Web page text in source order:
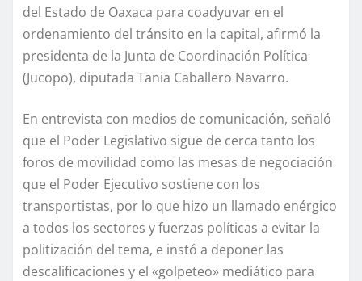
del Estado de Oaxaca para coadyuvar en el
ordenamiento del tránsito en la capital, afirmó la
presidenta de la Junta de Coordinación Política
(Jucopo), diputada Tania Caballero Navarro.
En entrevista con medios de comunicación, señaló
que el Poder Legislativo sigue de cerca tanto los
foros de movilidad como las mesas de negociación
que el Poder Ejecutivo sostiene con los
transportistas, por lo que hizo un llamado enérgico
a todos los sectores y fuerzas políticas a evitar la
politización del tema, e instó a deponer las
descalificaciones y el «golpeteo» mediático para